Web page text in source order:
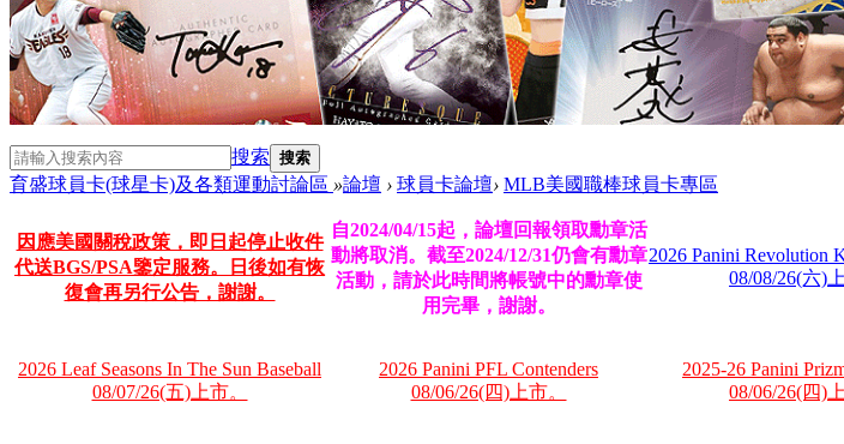
搜索 搜索
育盛球員卡(球星卡)及各類運動討論區 »論壇 › 球員卡論壇› MLB美國職棒球員卡專區
因應美國關稅政策，即日起停止收件
代送BGS/PSA鑒定服務。日後如有恢
復會再另行公告，謝謝。
自2024/04/15起，論壇回報領取勳章活
動將取消。截至2024/12/31仍會有勳章
活動，請於此時間將帳號中的勳章使
用完畢，謝謝。
2026 Panini Revolution
08/08/26(六)
2026 Leaf Seasons In The Sun Baseball
08/07/26(五)上市。
2026 Panini PFL Contenders
08/06/26(四)上市。
2025-26 Panini
08/06/26(四)